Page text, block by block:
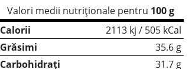
Valori medii nutriționale pentru 100 g
Calorii
2113 kj / 505 kCal
Grăsimi
35.6 g
Carbohidrați
31.7 g